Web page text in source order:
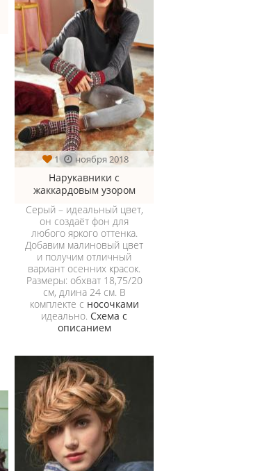
1 ноября 2018
Нарукавники с
жаккардовым узором
Серый – идеальный цвет,
он создаёт фон для
любого яркого оттенка.
Добавим малиновый цвет
и получим отличный
вариант осенних красок.
Размеры: обхват 18,75/20
см, длина 24 см. В
комплекте с носочками
идеально. Схема с
описанием